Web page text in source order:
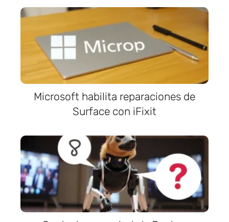
Microsoft habilita reparaciones de
Surface con iFixit